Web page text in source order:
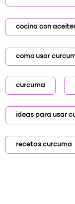
cocina con
como usar
curcuma
ideas para usar
recetas curcuma